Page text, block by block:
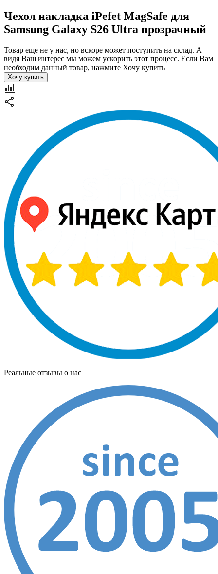
Чехол накладка iPefet MagSafe для
Samsung Galaxy S26 Ultra прозрачный
Товар еще не у нас, но вскоре может поступить на склад. А
видя Ваш интерес мы можем ускорить этот процесс. Если Вам
необходим данный товар, нажмите Хочу купить
Хочу купить
Реальные отзывы о нас